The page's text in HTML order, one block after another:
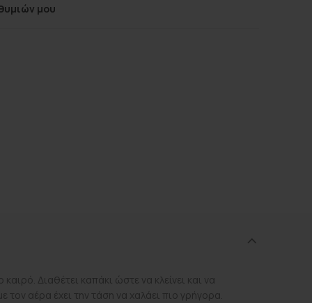
μου
Διαθέτει καπάκι ώστε να κλείνει και να
αέρα έχει την τάση να χαλάει πιο γρήγορα.